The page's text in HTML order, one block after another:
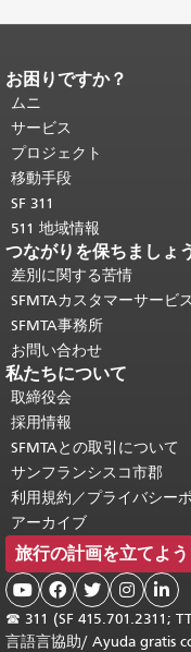
ページコンテンツの終わり
ジの残りの部分はすべての
り返されます。
頭に戻る。
お困りですか？
ムニ
サービス
プロジェクト
移動手段
SF 311
511 地域情報
つながりを保ちましょ
差別に関する苦情
SFMTAカスタマーサービ
SFMTA事務所
お問い合わせ
私たちについて
取締役会
採用情報
SFMTAとの取引について
サンフランシスコ市郡
利用規約／プライバシー
アーカイブ
旅行の計画を立てよう
    
☎ 311 (SF 415.701.2311;
言語言協助/ Ayuda gratis